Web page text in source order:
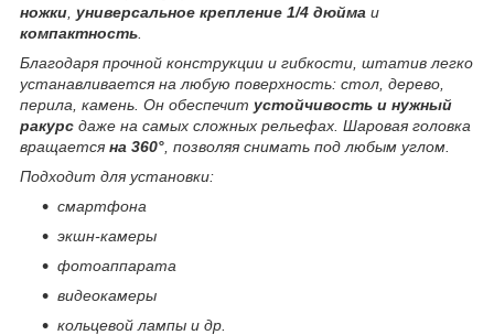
ножки универсальное крепление 1/4 дюйма и
компактность
Благодаря прочной конструкции и гибкости, штатив легко
устанавливается на любую поверхность: стол, дерево,
перила, камень. Он обеспечит устойчивость и нужный
ракурс даже на самых сложных рельефах. Шаровая головка
вращается на 360° , позволяя снимать под любым углом.
Подходит для установки:
смартфона
экшн-камеры
фотоаппарата
видеокамеры
кольцевой лампы и др.